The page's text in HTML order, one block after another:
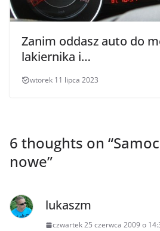
Zanim oddasz auto do
lakiernika i…
wtorek 11 lipca 2023
6 thoughts on “
nowe”
lukaszm
czwartek 25 czerwca 2009 o